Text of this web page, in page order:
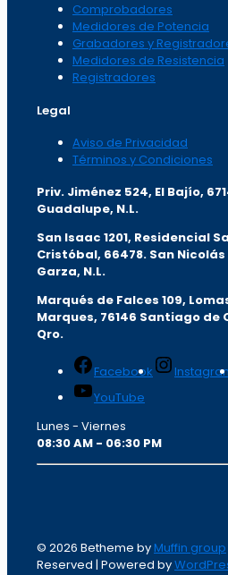
Comprobadores
Medidores de Potencia
Grabadores y
Medidores de Resistencia
Registradores
Legal
Aviso de Privacidad
Términos y Condiciones
Priv. Jiménez 524, El Bajío,
Guadalupe, N.L.
San Isaac 1201, Residencial
Cristóbal, 66478. San Nicolás
Garza, N.L.
Marqués de Falces 109,
Marques, 76146 Santiago de
Qro.
Facebook
YouTube
Lunes - Viernes
08:30 AM - 06:30 PM
© 2026 Betheme by Muffin group
Reserved | Powered by